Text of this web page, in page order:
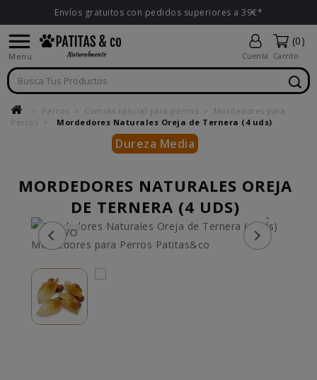
Envíos gratuitos con pedidos superiores a 39€*

Menu Cuenta
(0)
Carrito
Perros Comida natural para perros
Mordedores para
Perros
Mordedores Naturales Oreja de Ternera (4 uds)
Dureza Media
MORDEDORES NATURALES OREJA
DE TERNERA (4 UDS)
NUEVO